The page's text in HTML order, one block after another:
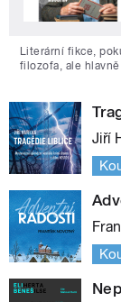
Literární fikce,
filozofa, ale
Jiří